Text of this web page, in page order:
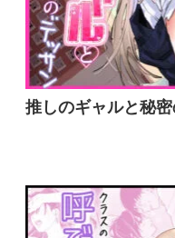
推しのギャルと秘